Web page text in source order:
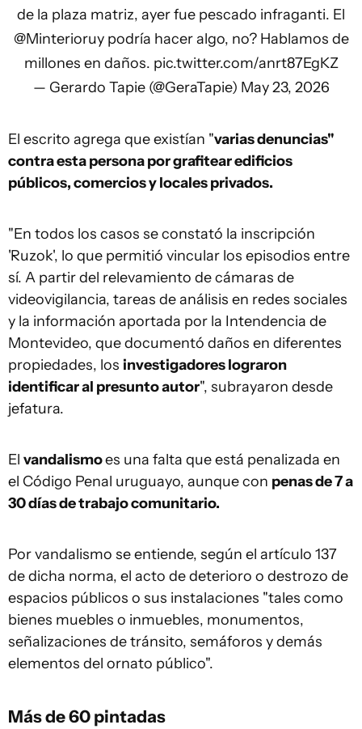
de la plaza matriz, ayer fue pescado infraganti. El
@Minterioruypodría hacer algo, no? Hablamos de
millones en daños. pic.twitter.com/anrt87EgKZ
— Gerardo Tapie (@GeraTapie) May 23, 2026
El escrito agrega que existían "varias denuncias"
contra esta persona por grafitear edificios
públicos, comercios y locales privados.
"En todos los casos se constató la inscripción
'Ruzok', lo que permitió vincular los episodios entre
sí. A partir del relevamiento de cámaras de
videovigilancia, tareas de análisis en redes sociales
y la información aportada por la Intendencia de
Montevideo, que documentó daños en diferentes
propiedades, los investigadores lograron
identificar al presunto autor", subrayaron desde
jefatura.
El vandalismoes una falta que está penalizada en
el Código Penal uruguayo, aunque con penas de 7 a
30 días de trabajo comunitario.
Por vandalismo se entiende, según el artículo 137
de dicha norma, el acto de deterioro o destrozo de
espacios públicos o sus instalaciones "tales como
bienes muebles o inmuebles, monumentos,
señalizaciones de tránsito, semáforos y demás
elementos del ornato público".
Más de 60 pintadas